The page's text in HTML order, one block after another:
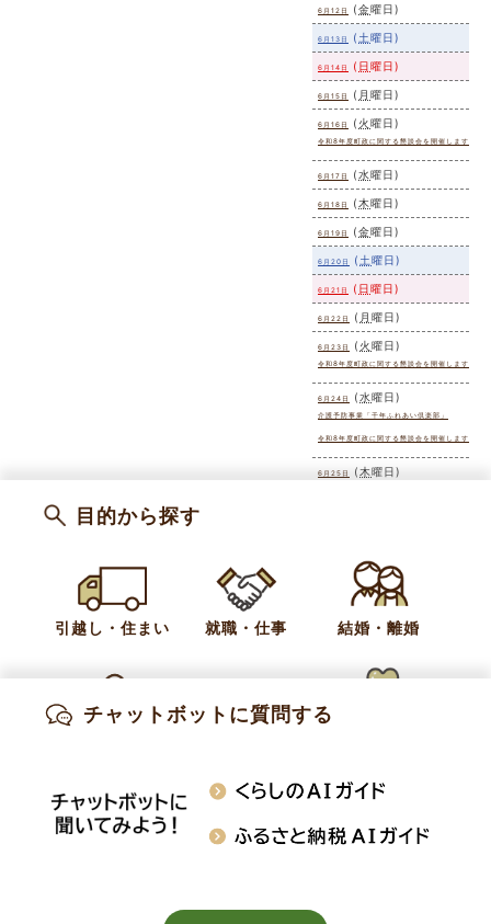
6月12日 (金曜日)
6月13日 ( 土曜日)
6月14日 ( 日曜日)
6月15日 ( 月 曜日)
6月16日 ( 火曜日)
令和8年度町政に関する懇談会を開催します
6月17日 (水曜日)
6月18日 (木曜日)
6月19日 (金曜日)
6月20日 ( 土曜日)
6月21日 ( 日曜日)
6月22日 ( 月 曜日)
6月23日 ( 火曜日)
令和8年度町政に関する懇談会を開催します
6月24日 (水曜日)
介護予防事業「千年ふれあい倶楽部」
令和8年度町政に関する懇談会を開催します
6月25日 (木曜日)
( 曜日)
曜日 )
6月30日 (火 曜日)
知りたい情報を検索
目的から探す
引越し・住まい 就職・仕事 結婚・離婚
チャットボットに質問する